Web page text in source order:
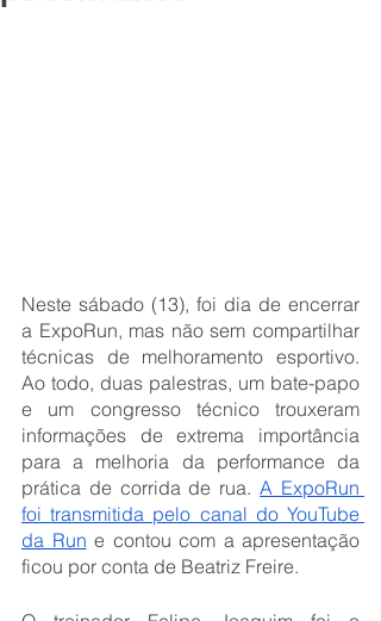
Neste sábado (13), foi dia de encerrar
a ExpoRun, mas não sem compartilhar
técnicas de melhoramento esportivo.
Ao todo, duas palestras, um bate-papo
e um congresso técnico trouxeram
informações de extrema importância
para a melhoria da performance da
prática de corrida de rua. A ExpoRun
foi transmitida pelo canal do YouTube
da Run e contou com a apresentação
ficou por conta de Beatriz Freire.